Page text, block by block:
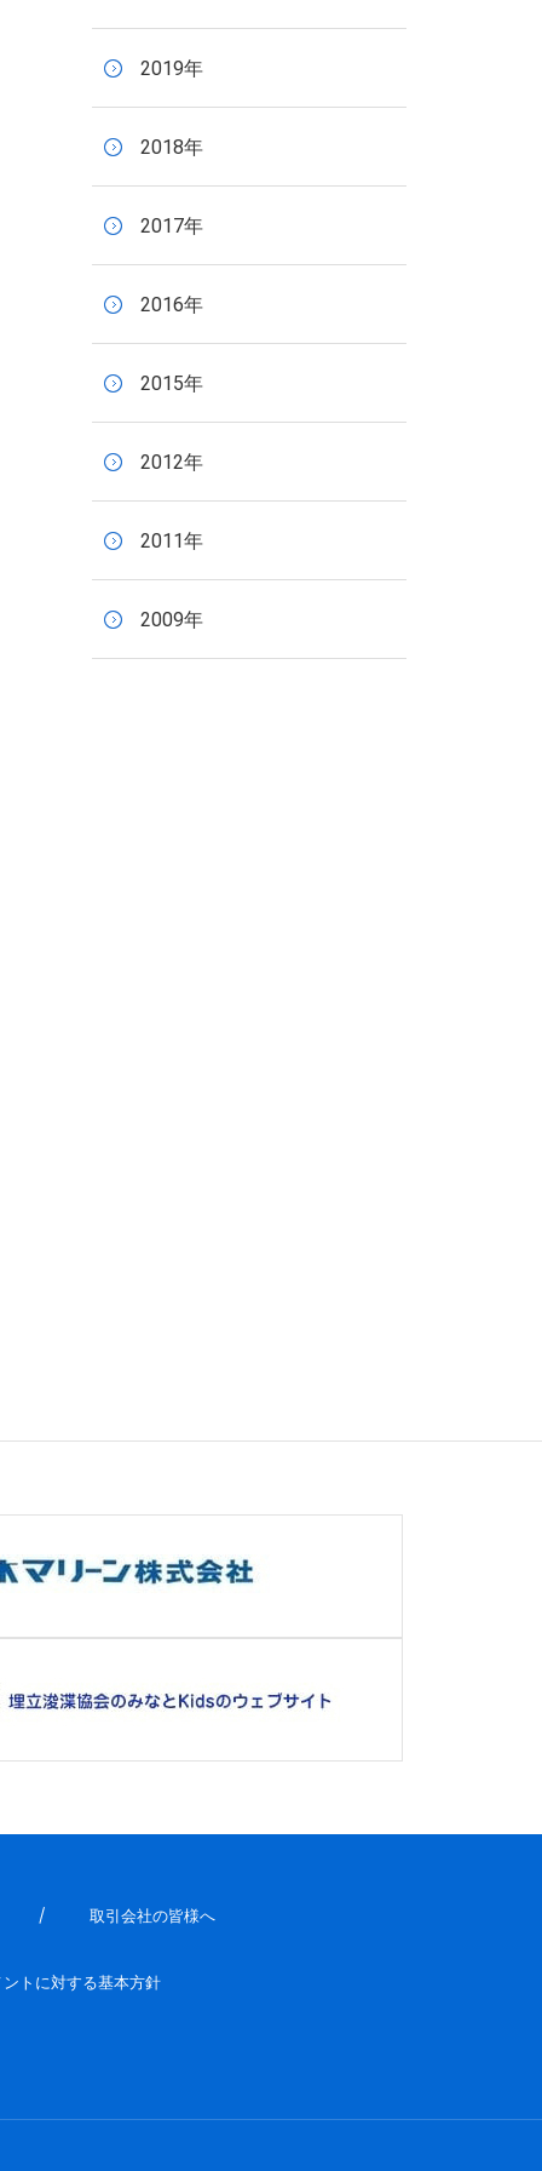
2019年
2018年
2017年
2016年
2015年
2012年
2011年
2009年
取引会社の皆様へ
トに対する基本方針